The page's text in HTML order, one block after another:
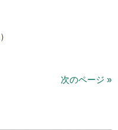
）
次のページ »